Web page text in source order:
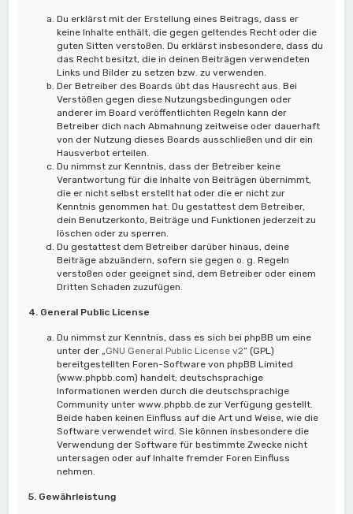
Du erklärst mit der Erstellung eines Beitrags, dass er
keine Inhalte enthält, die gegen geltendes Recht oder die
guten Sitten verstoßen. Du erklärst insbesondere, dass du
das Recht besitzt, die in deinen Beiträgen verwendeten
Links und Bilder zu setzen bzw. zu verwenden.
Der Betreiber des Boards übt das Hausrecht aus. Bei
Verstößen gegen diese Nutzungsbedingungen oder
anderer im Board veröffentlichten Regeln kann der
Betreiber dich nach Abmahnung zeitweise oder dauerhaft
von der Nutzung dieses Boards ausschließen und dir ein
Hausverbot erteilen.
Du nimmst zur Kenntnis, dass der Betreiber keine
Verantwortung für die Inhalte von Beiträgen übernimmt,
die er nicht selbst erstellt hat oder die er nicht zur
Kenntnis genommen hat. Du gestattest dem Betreiber,
dein Benutzerkonto, Beiträge und Funktionen jederzeit zu
löschen oder zu sperren.
Du gestattest dem Betreiber darüber hinaus, deine
Beiträge abzuändern, sofern sie gegen o. g. Regeln
verstoßen oder geeignet sind, dem Betreiber oder einem
Dritten Schaden zuzufügen.
4. General Public License
Du nimmst zur Kenntnis, dass es sich bei phpBB um eine
unter der „GNU General Public License v2“ (GPL)
bereitgestellten Foren-Software von phpBB Limited
(www.phpbb.com) handelt; deutschsprachige
Informationen werden durch die deutschsprachige
Community unter www.phpbb.de zur Verfügung gestellt.
Beide haben keinen Einfluss auf die Art und Weise, wie die
Software verwendet wird. Sie können insbesondere die
Verwendung der Software für bestimmte Zwecke nicht
untersagen oder auf Inhalte fremder Foren Einfluss
nehmen.
5. Gewährleistung